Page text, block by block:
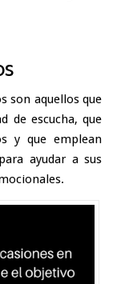
son aquellos que
de escucha, que
y que emplean
ayudar a sus